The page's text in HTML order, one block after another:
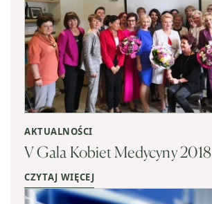
AKTUALNOŚCI
V Gala Kobiet Medycyny 2018
CZYTAJ WIĘCEJ